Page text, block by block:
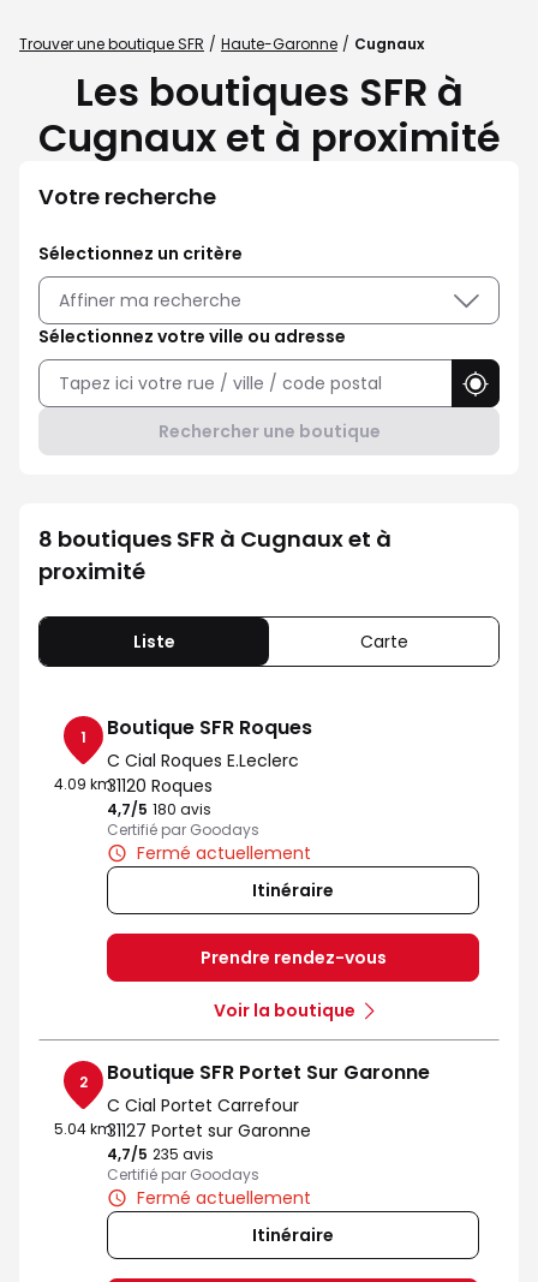
Trouver une boutique SFR Haute-Garonne Cugnaux
Les boutiques SFR à
Cugnaux et à proximité
Votre recherche
Sélectionnez un critère
Affiner ma recherche
Sélectionnez votre ville ou adresse
Rechercher une boutique
8 boutiques SFR à Cugnaux et à
proximité
Liste Carte
1
4.09 km
Boutique SFR Roques
C Cial Roques E.Leclerc
31120 Roques
4,7/5 Note de 4.7 sur 5
180 avis
Certifié par Goodays
Fermé actuellement
Itinéraire
Prendre rendez-vous
Voir la boutique
2
5.04 km
Boutique SFR Portet Sur Garonne
C Cial Portet Carrefour
31127 Portet sur Garonne
4,7/5 Note de 4.7 sur 5
235 avis
Certifié par Goodays
Fermé actuellement
Itinéraire